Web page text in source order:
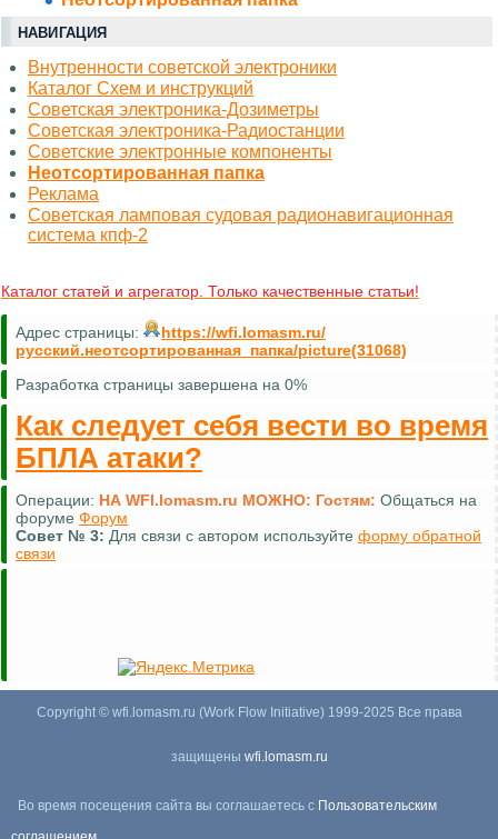
НАВИГАЦИЯ
Внутренности советской электроники
Каталог Схем и инструкций
Советская электроника-Дозиметры
Советская электроника-Радиостанции
Советские электронные компоненты
Неотсортированная папка
Реклама
Советская ламповая судовая радионавигационная
система кпф-2
Каталог статей и агрегатор. Только качественные статьи!
Адрес страницы:
https://wfi.lomasm.ru/
русский.неотсортированная_папка/picture(31068)
Разработка страницы завершена на 0%
Как следует себя вести во время
БПЛА атаки?
Операции: НА WFI.lomasm.ru МОЖНО: Гостям: Общаться на
форуме Форум
Совет № 3: Для связи с автором используйте форму обратной
связи
Copyright © wfi.lomasm.ru (Work Flow Initiative) 1999-2025 Все права
защищены wfi.lomasm.ru
Во время посещения сайта вы соглашаетесь с Пользовательским